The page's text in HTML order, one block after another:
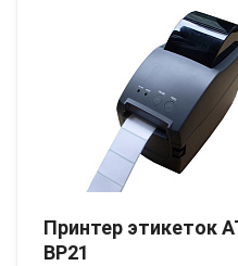
Принтер этикеток
BP21